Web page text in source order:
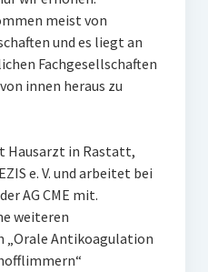
meist von
und es liegt an
Fachgesellschaften
innen heraus zu
Hausarzt in Rastatt,
e. V. und arbeitet bei
AG CME mit.
weiteren
„Orale Antikoagulation